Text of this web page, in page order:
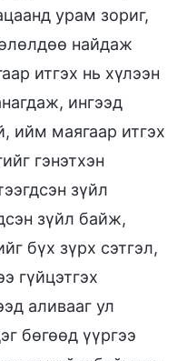
урам зориг,
найдаж
итгэх нь хүлээн
ингээд
ийм маягаар итгэх
гэнэтхэн
зүйл
зүйл байж,
бүх зүрх сэтгэл,
гүйцэтгэх
аливааг ул
бөгөөд үүргээ